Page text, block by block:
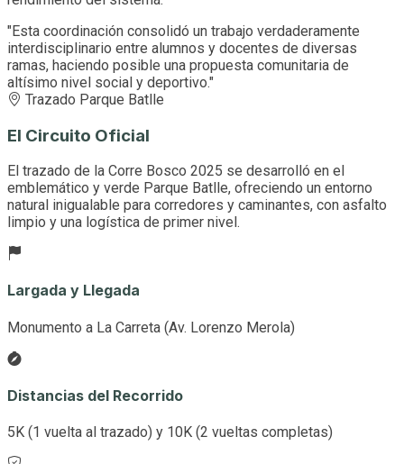
"Esta coordinación consolidó un trabajo verdaderamente
interdisciplinario entre alumnos y docentes de diversas
ramas, haciendo posible una propuesta comunitaria de
altísimo nivel social y deportivo."
Trazado Parque Batlle
El Circuito Oficial
El trazado de la Corre Bosco 2025 se desarrolló en el
emblemático y verde Parque Batlle, ofreciendo un entorno
natural inigualable para corredores y caminantes, con asfalto
limpio y una logística de primer nivel.
Largada y Llegada
Monumento a La Carreta (Av. Lorenzo Merola)
Distancias del Recorrido
5K (1 vuelta al trazado) y 10K (2 vueltas completas)